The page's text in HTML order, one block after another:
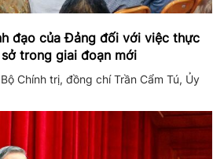
đạo của Đảng đối với việc thực
trong giai đoạn mới
Chính trị, đồng chí Trần Cẩm Tú, Ủy